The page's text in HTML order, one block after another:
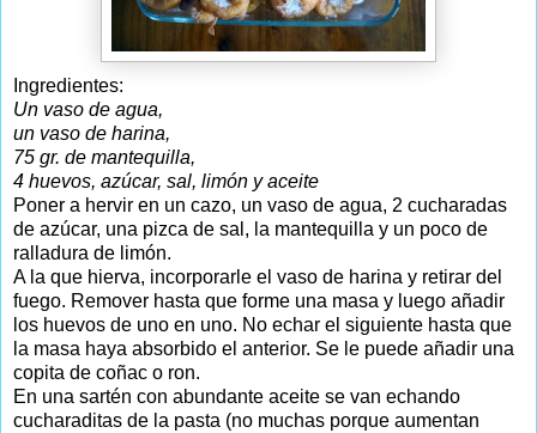
Ingredientes:
Un vaso de agua,
un vaso de harina,
75 gr. de mantequilla,
4 huevos, azúcar, sal, limón y aceite
Poner a hervir en un cazo, un vaso de agua, 2 cucharadas
de azúcar, una pizca de sal, la mantequilla y un poco de
ralladura de limón.
A la que hierva, incorporarle el vaso de harina y retirar del
fuego. Remover hasta que forme una masa y luego añadir
los huevos de uno en uno. No echar el siguiente hasta que
la masa haya absorbido el anterior. Se le puede añadir una
copita de coñac o ron.
En una sartén con abundante aceite se van echando
cucharaditas de la pasta (no muchas porque aumentan